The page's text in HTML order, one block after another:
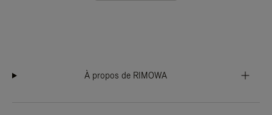
À propos de RIMOWA